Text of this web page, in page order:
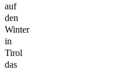
auf
den
Winter
in
Tirol
das